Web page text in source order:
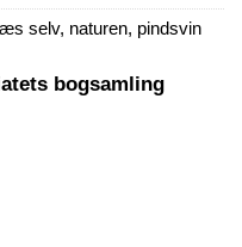
selv, naturen, pindsvin
bogsamling